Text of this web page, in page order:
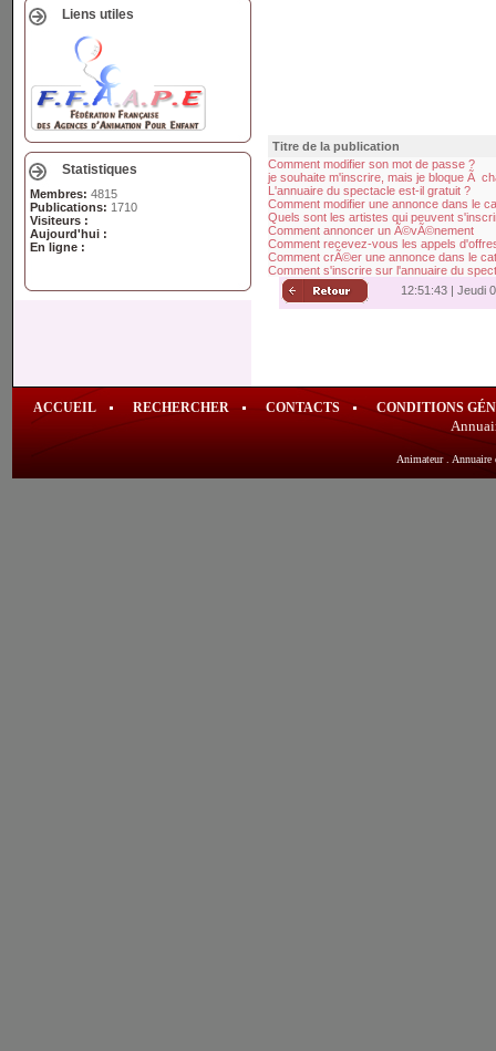
Liens utiles
Statistiques
Membres: 4815
Publications: 1710
Visiteurs :
Aujourd'hui :
En ligne :
Titre de la publication
Comment modifier son mot de passe ?
je souhaite m'inscrire, mais je bloque Ã
L'annuaire du spectacle est-il gratuit ?
Comment modifier une annonce dans le
Quels sont les artistes qui peuvent
Comment annoncer un Ã©vÃ©nement
Comment recevez-vous les appels
Comment crÃ©er une annonce dans le
Comment s'inscrire sur l'annuaire du
12:51:44 | Jeudi
ACCUEIL RECHERCHER CONTACTS CONDITIONS
Animateur. Annuaire